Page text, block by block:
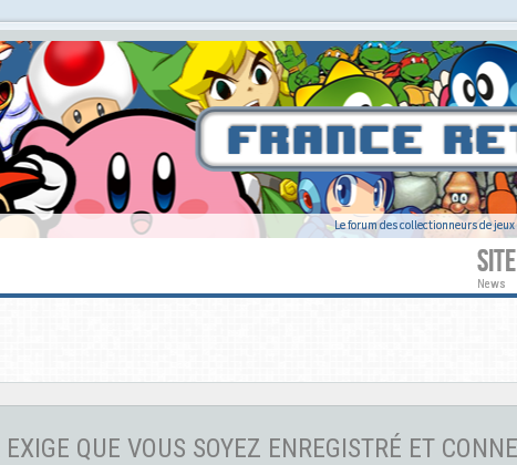
Le forum des collectionneurs de
SITE
News
QUE VOUS SOYEZ ENREGISTRÉ ET